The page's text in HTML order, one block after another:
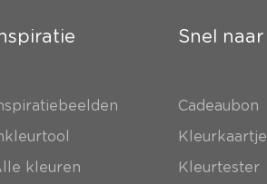
kleuren
Snel naar
Cadeaubon
Kleurkaartje
Kleurtester